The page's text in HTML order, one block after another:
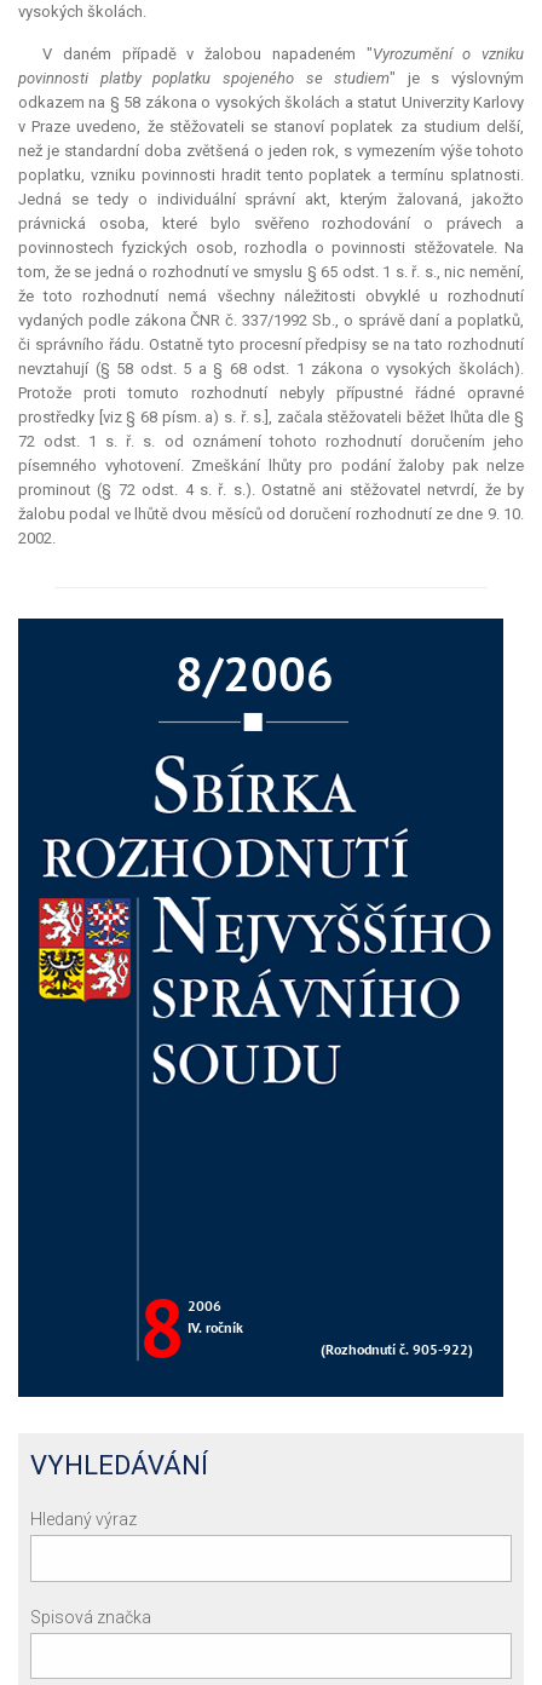
vysokých školách.
V daném případě v žalobou napadeném "Vyrozumění o vzniku
povinnosti platby poplatku spojeného se studiem" je s výslovným
odkazem na § 58 zákona o vysokých školách a statut Univerzity Karlovy
v Praze uvedeno, že stěžovateli se stanoví poplatek za studium delší,
než je standardní doba zvětšená o jeden rok, s vymezením výše tohoto
poplatku, vzniku povinnosti hradit tento poplatek a termínu splatnosti.
Jedná se tedy o individuální správní akt, kterým žalovaná, jakožto
právnická osoba, které bylo svěřeno rozhodování o právech a
povinnostech fyzických osob, rozhodla o povinnosti stěžovatele. Na
tom, že se jedná o rozhodnutí ve smyslu § 65 odst. 1 s. ř. s., nic nemění,
že toto rozhodnutí nemá všechny náležitosti obvyklé u rozhodnutí
vydaných podle zákona ČNR č. 337/1992 Sb., o správě daní a poplatků,
či správního řádu. Ostatně tyto procesní předpisy se na tato rozhodnutí
nevztahují (§ 58 odst. 5 a § 68 odst. 1 zákona o vysokých školách).
Protože proti tomuto rozhodnutí nebyly přípustné řádné opravné
prostředky [viz § 68 písm. a) s. ř. s.], začala stěžovateli běžet lhůta dle §
72 odst. 1 s. ř. s. od oznámení tohoto rozhodnutí doručením jeho
písemného vyhotovení. Zmeškání lhůty pro podání žaloby pak nelze
prominout (§ 72 odst. 4 s. ř. s.). Ostatně ani stěžovatel netvrdí, že by
žalobu podal ve lhůtě dvou měsíců od doručení rozhodnutí ze dne 9. 10.
2002.
VYHLEDÁVÁNÍ
Hledaný výraz
Spisová značka